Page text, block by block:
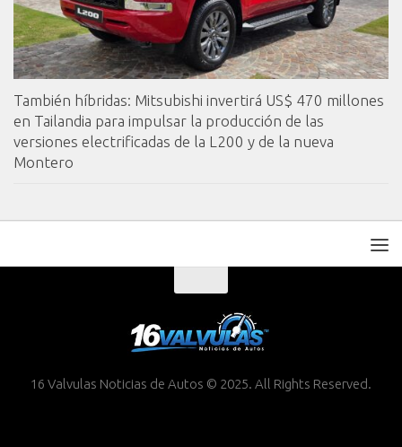
También híbridas: Mitsubishi invertirá US$ 470 millones
en Tailandia para impulsar la producción de las
versiones electrificadas de la L200 y de la nueva
Montero
16 Valvulas Noticias de Autos © 2025. All Rights Reserved.